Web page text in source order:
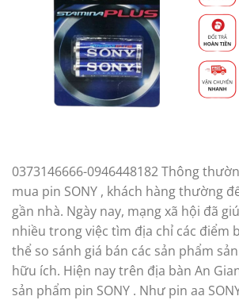
0373146666-0946448182 Thông
mua pin SONY , khách hàng thường
gần nhà. Ngày nay, mạng xã hội đã
nhiều trong việc tìm địa chỉ các điểm
thể so sánh giá bán các sản phẩm
hữu ích. Hiện nay trên địa bàn An
sản phẩm pin SONY . Như pin aa